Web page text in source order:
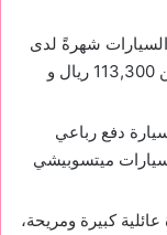
السيارات شهرةً لدى
ميتسوبيشي، وهي تأتي بأسعار تتراوح بين 113,300 ريال و
سيارة دفع رباعي
ميتسوبيشي
عائلية كبيرة ومريحة،